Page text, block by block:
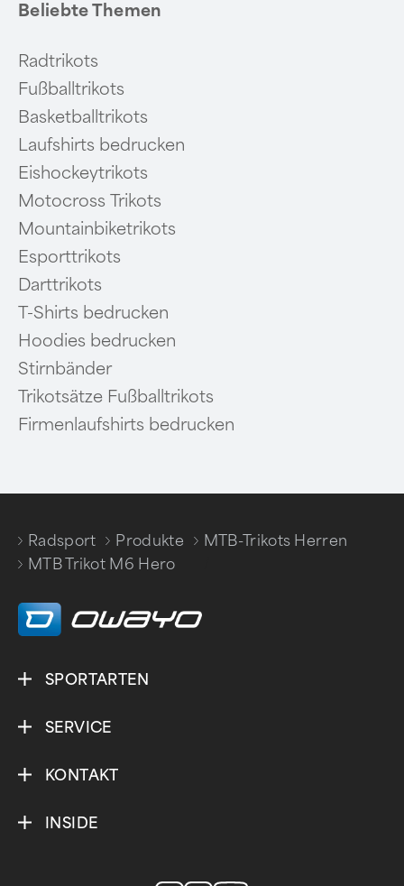
Beliebte Themen
Radtrikots
Fußballtrikots
Basketballtrikots
Laufshirts bedrucken
Eishockeytrikots
Motocross Trikots
Mountainbiketrikots
Esporttrikots
Darttrikots
T-Shirts bedrucken
Hoodies bedrucken
Stirnbänder
Trikotsätze Fußballtrikots
Firmenlaufshirts bedrucken
Radsport
/
Produkte
/
MTB-Trikots Herren
MTB Trikot M6 Hero
SPORTARTEN
SERVICE
KONTAKT
INSIDE